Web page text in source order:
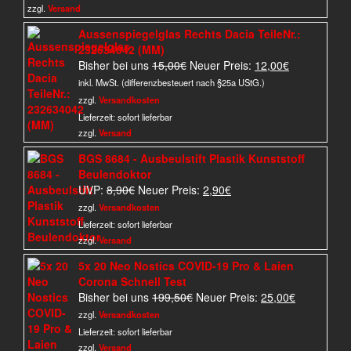
zzgl. Versand
Aussenspiegelglas Rechts Dacia TeileNr.:
232634042 (MM)
Bisher bei uns 15,00€ Ursprünglicher
Preis
Neuer Preis: 12,00€Aktueller
inkl. MwSt. (differenzbesteuert nach §25a UStG.)
zzgl. Versandkosten
Lieferzeit:sofort lieferbar
zzgl. Versand
BGS 8684 - Ausbeulstift Plastik Kunststoff
Beulendoktor
UVP: 8,90€ Ursprünglicher
Preis
war:
Neuer Preis: 2,90€Aktueller
zzgl. Versandkosten
Lieferzeit:sofort lieferbar
zzgl.Versand
5x 20 Neo Nostics COVID-19 Pro & Laien
Corona Schnell Test
Bisher bei uns 199,50€ Ursprünglicher
Neuer Preis: 25,00€Aktueller
zzgl. Versandkosten
Lieferzeit:sofort lieferbar
zzgl. Versand